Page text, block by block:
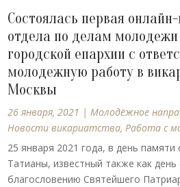
Состоялась первая
отдела по делам
городской епархии с
молодежную работу в
Москвы
26 января, 2021 |Молодёжное
Новости викариатства,Работа с
25 января 2021 года, в день
Татианы, известный также как день
благословению Святейшего